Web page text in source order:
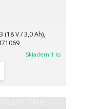
V / 3,0 Ah),
Skladem 1 ks